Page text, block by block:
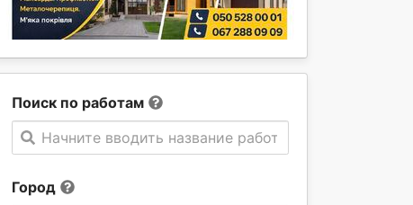
Поиск по работам
Начните вводить название работы
Город